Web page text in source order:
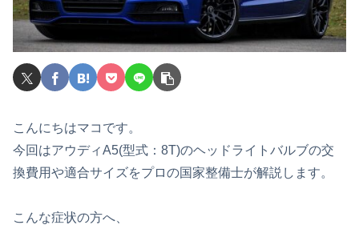
こんにちはマコです。
今回はアウディA5(型式：8T)のヘッドライトバルブの交
換費用や適合サイズをプロの国家整備士が解説します。
こんな症状の方へ、